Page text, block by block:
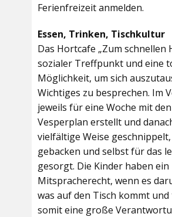
Ferienfreizeit anmelden.
Essen, Trinken, Tischkultur
Das Hortcafe „Zum schnellen
sozialer Treffpunkt und eine
Möglichkeit, um sich
Wichtiges zu besprechen. Im
jeweils für eine Woche mit
Vesperplan erstellt und
vielfältige Weise
gebacken und selbst für das
gesorgt. Die Kinder haben ein
Mitspracherecht, wenn es
was auf den Tisch kommt
somit eine große